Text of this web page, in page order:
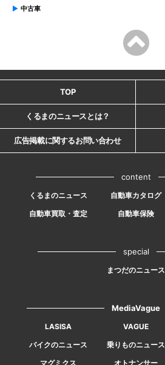
中古車
TOP
くるまのニュースとは？
広告掲載に関するお問い合わせ
content
くるまのニュース 自動車カタログ
自動車買取・査定
自動車保険
special
まつだのニュース
MediaVague
LASISA VAGUE
バイクのニュース
乗りものニュース
マグミクス
オトナンサー